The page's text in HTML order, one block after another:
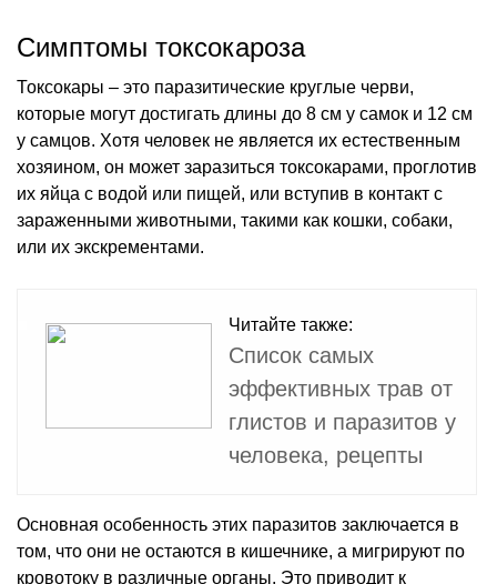
Симптомы токсокароза
Токсокары – это паразитические круглые черви,
которые могут достигать длины до 8 см у самок и 12 см
у самцов. Хотя человек не является их естественным
хозяином, он может заразиться токсокарами, проглотив
их яйца с водой или пищей, или вступив в контакт с
зараженными животными, такими как кошки, собаки,
или их экскрементами.
Читайте также:
Список самых
эффективных трав от
глистов и паразитов у
человека, рецепты
Основная особенность этих паразитов заключается в
том, что они не остаются в кишечнике, а мигрируют по
кровотоку в различные органы. Это приводит к